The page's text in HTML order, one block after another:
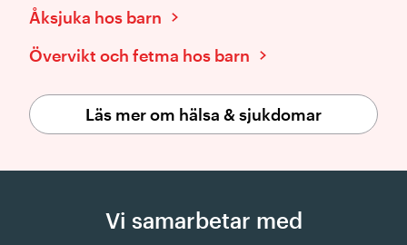
Åksjuka hos barn
Övervikt och fetma hos barn
Läs mer om hälsa & sjukdomar
Vi samarbetar med